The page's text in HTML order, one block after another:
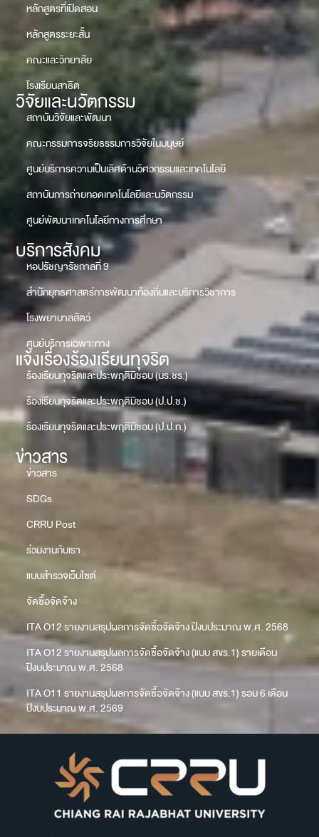
หลักสูตรที่เปิดสอน
หลักสูตรระยะสั้น
คณะและวิทยาลัย
โรงเรียนสาธิต
วิจัยและนวัตกรรม
สถาบันวิจัยและพัฒนา
คณะกรรมการจริยธรรมการวิจัยในมนุษย์
ศูนย์บริการความเป็นเลิศด้านวิศวกรรมและเทคโนโลยี
สถาบันการถ่ายทอดเทคโนโลยีและนวัตกรรม
ศูนย์พัฒนาเทคโนโลยีทางการศึกษา
บริการสังคม
หอปรัชญารัชกาลที่ 9
สำนักยุทธศาสตร์การพัฒนาท้องถิ่นและบริการวิชาการ
โรงพยาบาลสัตว์
ศูนย์บริการเฉพาะทาง
แจ้งเรื่องร้องเรียนทุจริต
ร้องเรียนทุจริตและประพฤติมิชอบ (มร.ชร.)
ร้องเรียนทุจริตและประพฤติมิชอบ (ป.ป.ช.)
ร้องเรียนทุจริตและประพฤติมิชอบ (ป.ป.ท.)
ข่าวสาร
ข่าวสาร
SDGs
CRRU Post
ร่วมงานกับเรา
แบบสำรวจเว็บไซต์
จัดซื้อจัดจ้าง
ITA O12 รายงานสรุปผลการจัดซื้อจัดจ้าง ปีงบประมาณ พ.ศ. 2568
ITA O12 รายงานสรุปผลการจัดซื้อจัดจ้าง (แบบ สขร.1) รายเดือน
ปีงบประมาณ พ.ศ. 2568
ITA O11 รายงานสรุปผลการจัดซื้อจัดจ้าง (แบบ สขร.1) รอบ 6 เดือน
ปีงบประมาณ พ.ศ. 2569